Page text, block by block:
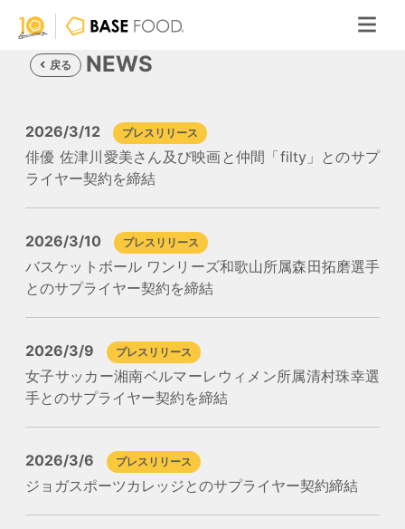
戻る NEWS
2026/3/12 プレスリリース
俳優 佐津川愛美さん及び映画と仲間「filty」とのサプ
ライヤー契約を締結
2026/3/10 プレスリリース
バスケットボール ワンリーズ和歌山所属森田拓磨選手
とのサプライヤー契約を締結
2026/3/9 プレスリリース
女子サッカー湘南ベルマーレウィメン所属清村珠幸選
手とのサプライヤー契約を締結
2026/3/6 プレスリリース
ジョガスポーツカレッジとのサプライヤー契約締結